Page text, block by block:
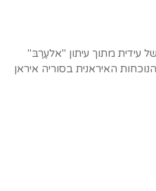
עידית מתוך עיתון "אלעַרַבּ"
האיראנית בסוריה איראן